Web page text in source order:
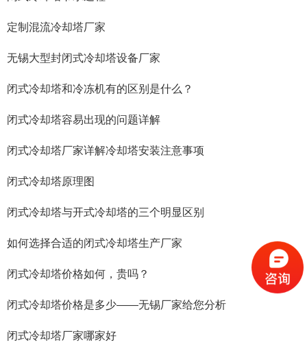
定制混流冷却塔厂家
无锡大型封闭式冷却塔设备厂家
闭式冷却塔和冷冻机有的区别是什么？
闭式冷却塔容易出现的问题详解
闭式冷却塔厂家详解冷却塔安装注意事项
闭式冷却塔原理图
闭式冷却塔与开式冷却塔的三个明显区别
如何选择合适的闭式冷却塔生产厂家
闭式冷却塔价格如何，贵吗？
闭式冷却塔价格是多少——无锡厂家给您分析
闭式冷却塔厂家哪家好